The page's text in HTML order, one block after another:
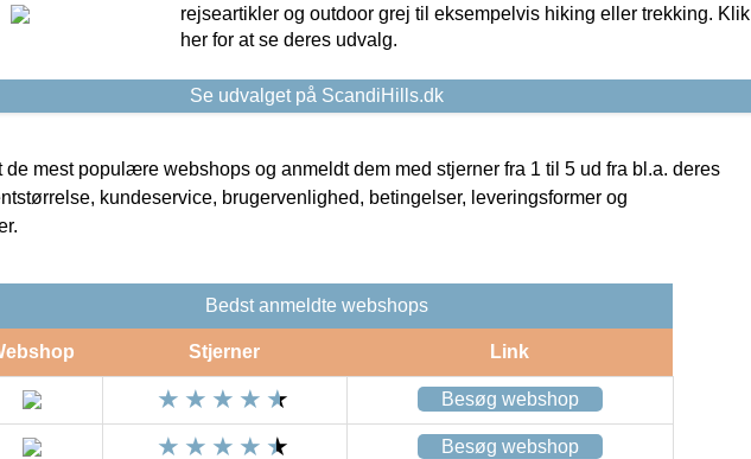
rejseartikler og outdoor grej til eksempelvis hiking eller trekking. Klik
her for at se deres udvalg.
Se udvalget på ScandiHills.dk
de mest populære webshops og anmeldt dem med stjerner fra 1 til 5 ud fra bl.a. deres
kundeservice, brugervenlighed, betingelser, leveringsformer og
Bedst anmeldte webshops
Stjerner Link
Besøg webshop
Besøg webshop